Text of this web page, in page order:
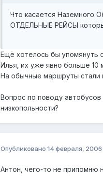
Что касается Наземного
ОТДЕЛЬНЫЕ РЕЙСЫ
Ещё хотелось бы упомянуть
Илья, их уже явно больше 10
На обычные маршруты стали
Вопрос по поводу
низкопольности?
Опубликовано 14 февраля, 2006
Антон, чего-то не припомню